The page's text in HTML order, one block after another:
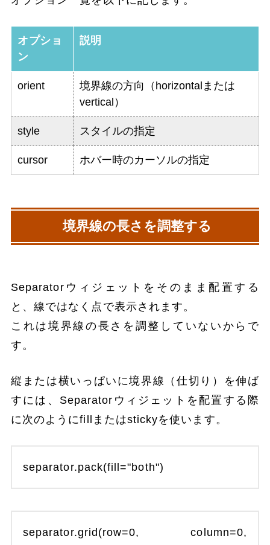
オプショ
ン
説明
orient
境界線の方向（horizontalまたは
vertical）
style スタイルの指定
cursor ホバー時のカーソルの指定
境界線の長さを調整する
Separatorウィジェットをそのまま配置する
と、線ではなく点で表示されます。
これは境界線の長さを調整していないからで
す。
縦または横いっぱいに境界線（仕切り）を伸ば
すには、Separatorウィジェットを配置する際
に次のようにfillまたはstickyを使います。
separator.pack(fill="both")
separator.grid(row=0, column=0,